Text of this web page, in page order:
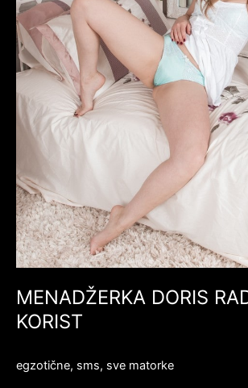
MENADŽERKA DORIS
KORIST
egzotične, sms, sve matorke